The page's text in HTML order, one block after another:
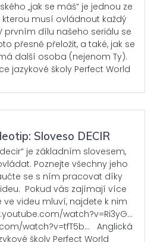
„jak se máš“ je jednou ze
musí ovládnout každý
prvním dílu našeho seriálu se
přesně přeložit, a také, jak se
další osoba (nejenom Ty).
jazykové školy Perfect World
Sloveso DECIR
je základním slovesem,
Poznejte všechny jeho
se s ním pracovat díky
Pokud vás zajímají více
ve videu mluví, najdete k nim
watch?v=Ri3yG…​
watch?v=tfT5b… Anglická
školy Perfect World